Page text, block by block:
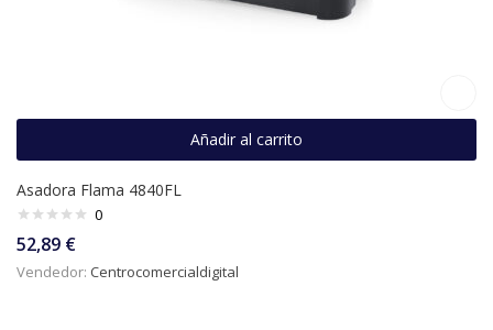
Añadir al carrito
Asadora Flama 4840FL
0
52,89 €
Vendedor: Centrocomercialdigital